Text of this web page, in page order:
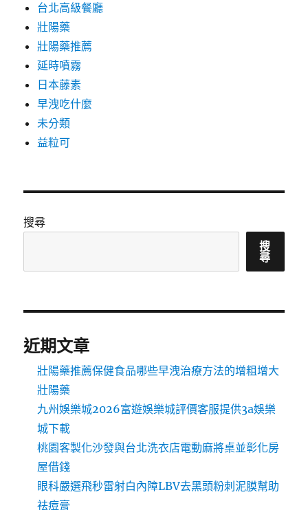
台北高級餐廳
壯陽藥
壯陽藥推薦
延時噴霧
日本藤素
早洩吃什麼
未分類
益粒可
搜尋
搜
尋
近期文章
壯陽藥推薦保健食品哪些早洩治療方法的增粗增大
壯陽藥
九州娛樂城2026富遊娛樂城評價客服提供3a娛樂
城下載
桃園客製化沙發與台北洗衣店電動麻將桌並彰化房
屋借錢
眼科嚴選飛秒雷射白內障LBV去黑頭粉刺泥膜幫助
祛痘膏